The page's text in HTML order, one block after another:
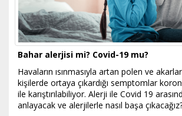
Bahar alerjisi mi? Covid-19 mu?
Havaların ısınmasıyla artan polen ve
kişilerde ortaya çıkardığı semptomlar
ile karıştırılabiliyor. Alerji ile Covid 19
anlayacak ve alerjilerle nasıl başa